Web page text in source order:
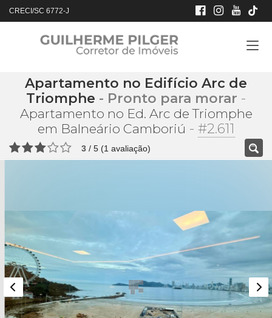
CRECI/SC 6772-J
Apartamento no Edifício Arc de
Triomphe - Pronto para morar -
Apartamento no Ed. Arc de Triomphe
em Balneário Camboriú - #2.611
3 / 5 (1 avaliação)